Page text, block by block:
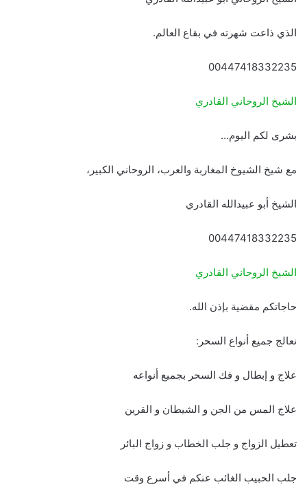
الذي ذاعت شهرته في بقاع العالم.
00447418332235
الشيخ الروحاني القادري
بشرى لكم اليوم…
مع شيخ الشيوخ المغاربة والعرب، الروحاني الكبير،
الشيخ أبو عبيدالله القادري
00447418332235
الشيخ الروحاني القادري
حاجاتكم مقضية بإذن الله.
نعالج جميع أنواع السحر:
علاج و إبطال و فك السحر بجميع أنواعه
علاج المس من الجن و الشيطان و القرين
تعطيل الزواج و جلب الخطاب و زواج البائر
جلب الحبيب الغائب عنكم في أسرع وقت